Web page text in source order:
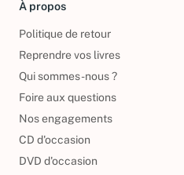
À propos
Politique de retour
Reprendre vos livres
Qui sommes-nous ?
Foire aux questions
Nos engagements
CD d'occasion
DVD d'occasion